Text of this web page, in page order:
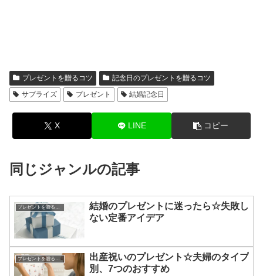
プレゼントを贈るコツ
記念日のプレゼントを贈るコツ
サプライズ
プレゼント 結婚記念日
X LINE コピー
同じジャンルの記事
プレゼントを贈るコツ
結婚のプレゼントに迷ったら☆失敗し
ない定番アイデア
出産祝いのプレゼント☆夫婦のタイプ
別、7つのおすすめ